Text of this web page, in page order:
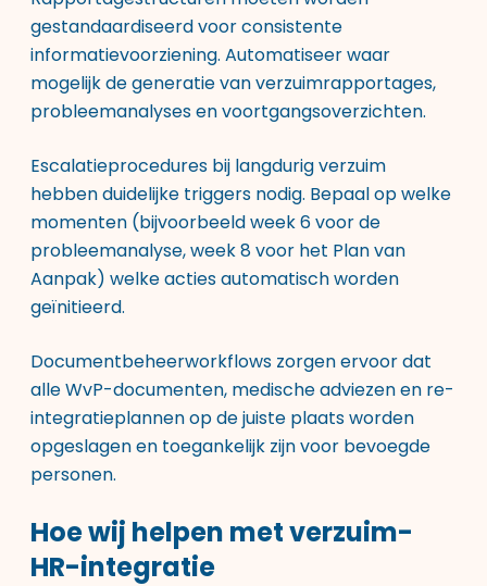
gestandaardiseerd voor consistente
informatievoorziening. Automatiseer waar
mogelijk de generatie van verzuimrapportages,
probleemanalyses en voortgangsoverzichten.
Escalatieprocedures bij langdurig verzuim
hebben duidelijke triggers nodig. Bepaal op welke
momenten (bijvoorbeeld week 6 voor de
probleemanalyse, week 8 voor het Plan van
Aanpak) welke acties automatisch worden
geïnitieerd.
Documentbeheerworkflows zorgen ervoor dat
alle WvP-documenten, medische adviezen en re-
integratieplannen op de juiste plaats worden
opgeslagen en toegankelijk zijn voor bevoegde
personen.
Hoe wij helpen met verzuim-
HR-integratie